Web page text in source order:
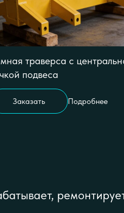
траверса с
подвеса
Заказать Подробнее